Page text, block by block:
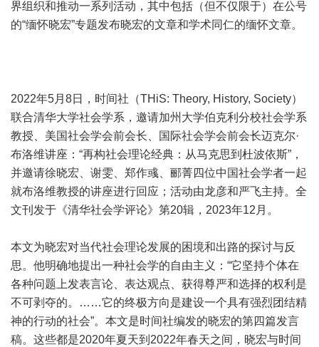
界组织和推动一系列活动，其中包括（但不仅限于）在公号
的“缅怀晓宏”专题发布晓宏的文章和学术同仁的缅怀文章。
2022年5月8日，时间社（THiS: Theory, History, Society）
联合清华大学社会学系，邀请加州大学伯克利分校社会学系
教授、美国社会学会前会长、国际社会学会前会长迈克尔·
布洛维讲座：“再构社会理论经典：从马克思到杜波依斯”，
并邀请徐晓宏、谢雯、郑作彧、郦菁四位中国社会学者一起
就布洛维教授的讲座进行回应；活动由龙彦和严飞主持。全
文刊发于《清华社会学评论》第20辑，2023年12月。
本文为晓宏对当代社会理论发展的困境和出路的探讨与反
思。他明确地提出一种社会学的自由主义：“它坚持个体在
各种问题上发表言论、表达观点、获得尊严和选择的权利是
不可剥夺的。……它的终极方向是建设一个具有强烈团结精
神的行动的社会”。本文是时间社编发的晓宏的第四篇发言
稿。这些都是2020年夏天到2022年春天之间，晓宏与时间